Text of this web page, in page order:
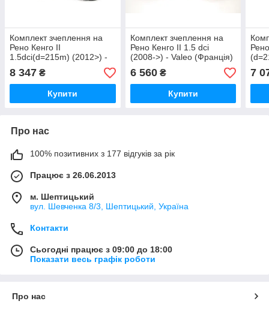
Комплект зчеплення на
Рено Кенго II
1.5dci(d=215m) (2012>) -
LuK (Німеччина)
622342909
8 347 ₴
Купити
Комплект зчеплення на
Рено Кенго II 1.5 dci
(2008->) - Valeo (Франція)
- 828012
6 560₴
Купити
7
Про нас
100% позитивних з 177 відгуків за рік
Працює з 26.06.2013
м. Шептицький
вул. Шевченка 8/3, Шептицький, Україна
Контакти
Сьогодні працює з 09:00 до 18:00
Показати весь графік роботи
Про нас